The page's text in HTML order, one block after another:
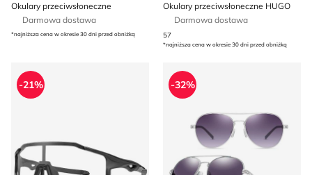
Okulary przeciwsłoneczne
Darmowa dostawa
*najniższa cena w okresie 30 dni przed obniżką
Okulary przeciwsłoneczne HUGO
Darmowa dostawa
57
*najniższa cena w okresie 30 dni przed obniżką
Okulary przeciwsłoneczne
-21%
Okulary przeciwsłoneczne
-32%